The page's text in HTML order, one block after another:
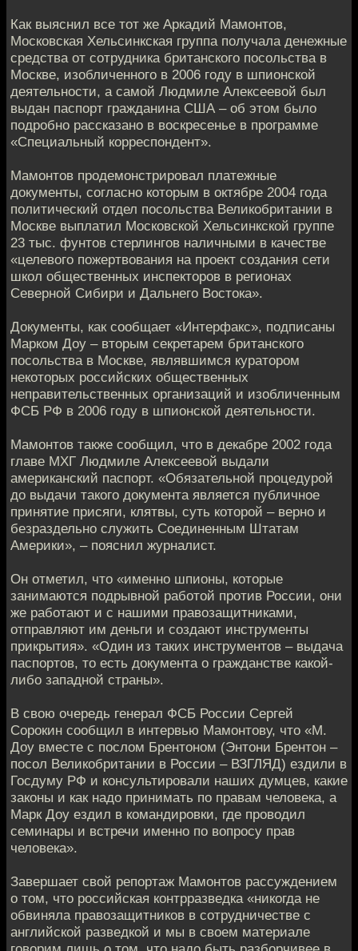
Как выяснил все тот же Аркадий Мамонтов,
Московская Хельсинкская группа получала денежные
средства от сотрудника британского посольства в
Москве, изобличенного в 2006 году в шпионской
деятельности, а самой Людмиле Алексеевой был
выдан паспорт гражданина США – об этом было
подробно рассказано в воскресенье в программе
«Специальный корреспондент».
Мамонтов продемонстрировал платежные
документы, согласно которым в октябре 2004 года
политический отдел посольства Великобритании в
Москве выплатил Московской Хельсинкской группе
23 тыс. фунтов стерлингов наличными в качестве
«целевого пожертвования на проект создания сети
школ общественных инспекторов в регионах
Северной Сибири и Дальнего Востока».
Документы, как сообщает «Интерфакс», подписаны
Марком Доу – вторым секретарем британского
посольства в Москве, являвшимся куратором
некоторых российских общественных
неправительственных организаций и изобличенным
ФСБ РФ в 2006 году в шпионской деятельности.
Мамонтов также сообщил, что в декабре 2002 года
главе МХГ Людмиле Алексеевой выдали
американский паспорт. «Обязательной процедурой
до выдачи такого документа является публичное
принятие присяги, клятвы, суть которой – верно и
безраздельно служить Соединенным Штатам
Америки», – пояснил журналист.
Он отметил, что «именно шпионы, которые
занимаются подрывной работой против России, они
же работают и с нашими правозащитниками,
отправляют им деньги и создают инструменты
прикрытия». «Один из таких инструментов – выдача
паспортов, то есть документа о гражданстве какой-
либо западной страны».
В свою очередь генерал ФСБ России Сергей
Сорокин сообщил в интервью Мамонтову, что «М.
Доу вместе с послом Брентоном (Энтони Брентон –
посол Великобритании в России – ВЗГЛЯД) ездили в
Госдуму РФ и консультировали наших думцев, какие
законы и как надо принимать по правам человека, а
Марк Доу ездил в командировки, где проводил
семинары и встречи именно по вопросу прав
человека».
Завершает свой репортаж Мамонтов рассуждением
о том, что российская контрразведка «никогда не
обвиняла правозащитников в сотрудничестве с
английской разведкой и мы в своем материале